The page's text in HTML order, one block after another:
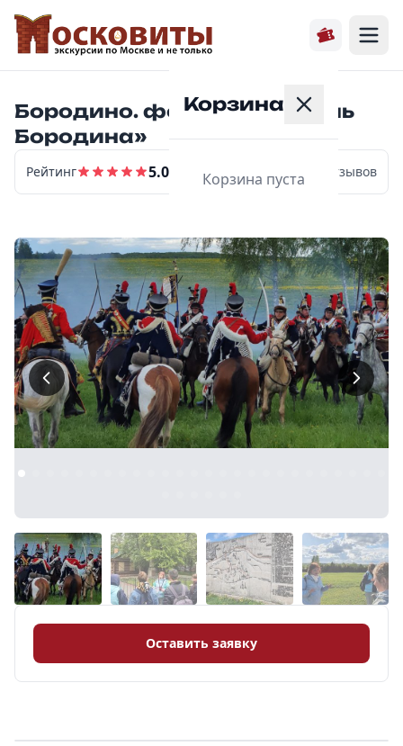
Главная
Расписание
Экскурсии
О нас
Контакты
8 (968) 778-33-22
Корзина
Корзина пуста
Бородино. фестиваль «День
Бородина»
Рейтинг 5.0 отзывов
Оставить заявку